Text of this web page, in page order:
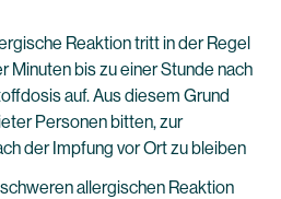
Reaktion tritt in der Regel
Minuten bis zu einer Stunde nach
auf. Aus diesem Grund
Personen bitten, zur
der Impfung vor Ort zu bleiben
allergischen Reaktion